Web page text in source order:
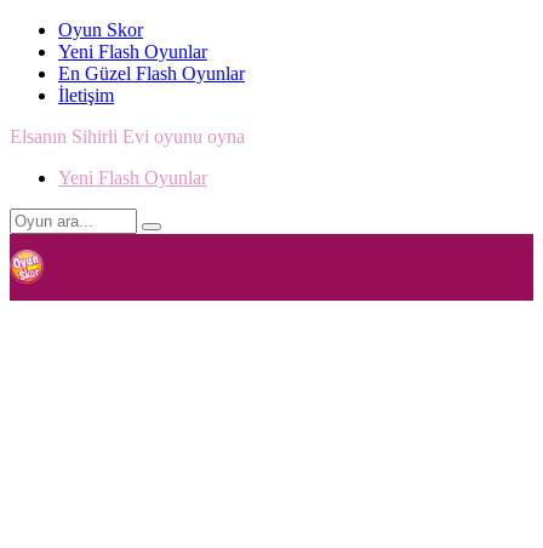
Oyun Skor
Yeni Flash Oyunlar
En Güzel Flash Oyunlar
İletişim
Elsanın Sihirli Evi oyunu oyna
Yeni Flash Oyunlar